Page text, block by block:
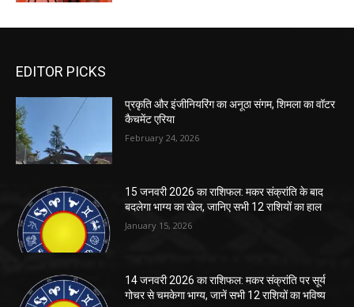
EDITOR PICKS
प्रकृति और इंजीनियरिंग का अनूठा संगम, शिमला का वॉटर
कैचमेंट एरिया
February 24, 2026
15 जनवरी 2026 का राशिफल: मकर संक्रांति के बाद
बदलेगा भाग्य का खेल, जानिए सभी 12 राशियों का हाल
January 15, 2026
14 जनवरी 2026 का राशिफल: मकर संक्रांति पर सूर्य
गोचर से चमकेगा भाग्य, जानें सभी 12 राशियों का भविष्य